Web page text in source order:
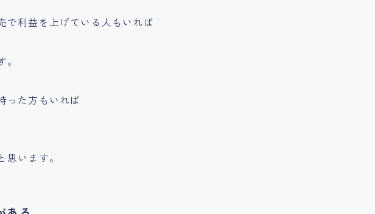
で利益を上げている人もいれば
った方もいれば
います。